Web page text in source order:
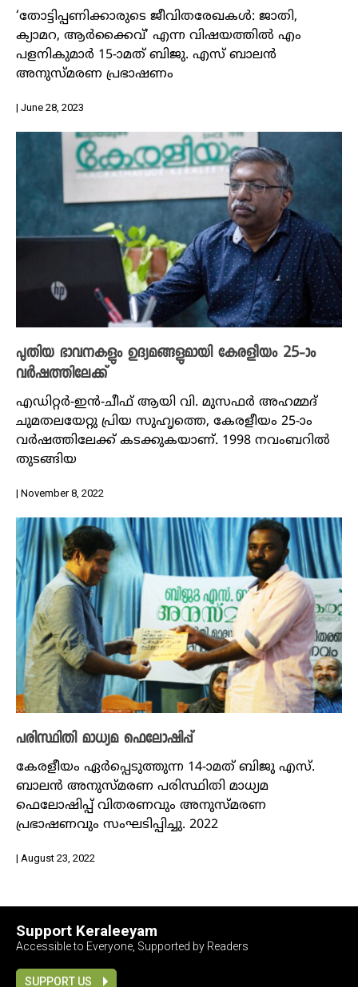
‘തോട്ടിപ്പണിക്കാരുടെ ജീവിതരേഖകൾ: ജാതി,
ക്യാമറ, ആർക്കൈവ്’ എന്ന വിഷയത്തില്‍ എം
പളനികുമാർ 15-ാമത് ബിജു. എസ് ബാലന്‍
അനുസ്മരണ പ്രഭാഷണം
| June 28, 2023
പുതിയ ഭാവനകളും ഉദ്യമങ്ങളുമായി കേരളീയം 25-ാം
വർഷത്തിലേക്ക്‌
എഡിറ്റർ-ഇൻ-ചീഫ് ആയി വി. മുസഫർ അഹമ്മദ്
ചുമതലയേറ്റു പ്രിയ സുഹൃത്തെ, കേരളീയം 25-ാം
വർഷത്തിലേക്ക് കടക്കുകയാണ്. 1998 നവംബറിൽ
തുടങ്ങിയ
| November 8, 2022
പരിസ്ഥിതി മാധ്യമ ഫെലോഷിപ്പ്
കേരളീയം ഏര്‍പ്പെടുത്തുന്ന 14-ാമത് ബിജു എസ്.
ബാലന്‍ അനുസ്മരണ പരിസ്ഥിതി മാധ്യമ
ഫെലോഷിപ്പ് വിതരണവും അനുസ്മരണ
പ്രഭാഷണവും സംഘടിപ്പിച്ചു. 2022
| August 23, 2022
Support Keraleeyam
Accessible to Everyone, Supported by Readers
SUPPORT US